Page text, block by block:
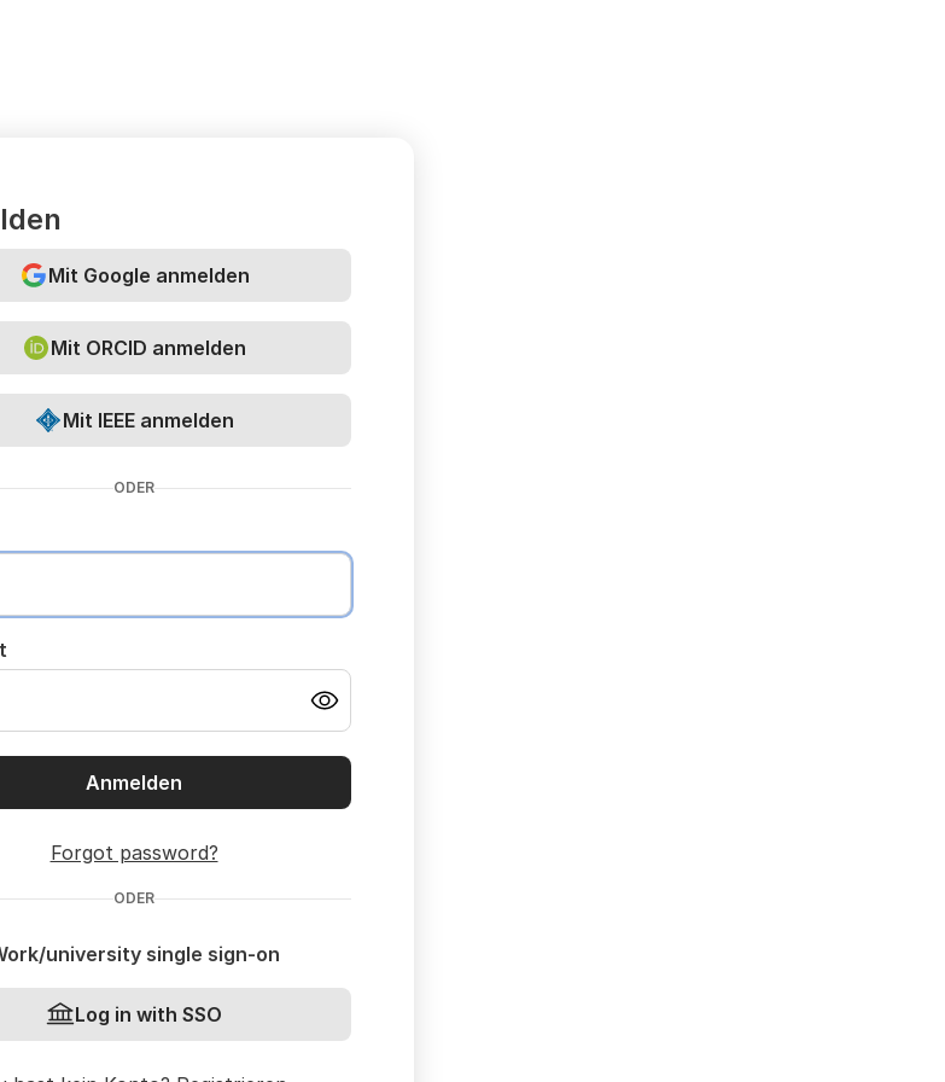
Mit Google anmelden
Mit ORCID anmelden
Mit IEEE anmelden
ODER
Anmelden
Forgot password?
ODER
university single sign-on
Log in with SSO